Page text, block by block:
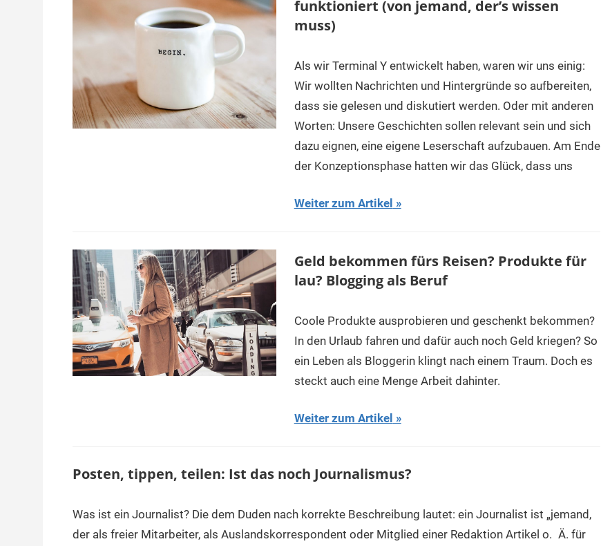
funktioniert (von jemand, der’s wissen
muss)
Als wir Terminal Y entwickelt haben, waren wir uns einig:
Wir wollten Nachrichten und Hintergründe so aufbereiten,
dass sie gelesen und diskutiert werden. Oder mit anderen
Worten: Unsere Geschichten sollen relevant sein und sich
dazu eignen, eine eigene Leserschaft aufzubauen. Am Ende
der Konzeptionsphase hatten wir das Glück, dass uns
Weiter zum Artikel
Geld bekommen fürs Reisen? Produkte für
lau? Blogging als Beruf
Coole Produkte ausprobieren und geschenkt bekommen?
In den Urlaub fahren und dafür auch noch Geld kriegen? So
ein Leben als Bloggerin klingt nach einem Traum. Doch es
steckt auch eine Menge Arbeit dahinter.
Weiter zum Artikel
Posten, tippen, teilen: Ist das noch Journalismus?
Was ist ein Journalist? Die dem Duden nach korrekte Beschreibung lautet: ein Journalist ist „jemand,
der als freier Mitarbeiter, als Auslandskorrespondent oder Mitglied einer Redaktion Artikel o. Ä. für